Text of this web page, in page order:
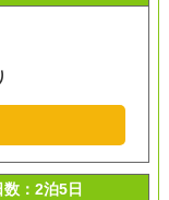
数：2泊5日